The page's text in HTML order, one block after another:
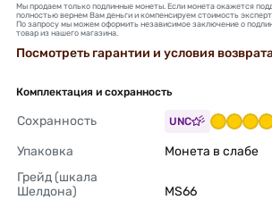
Мы продаем только подлинные монеты. Если монета окажется
полностью вернем Вам деньги и компенсируем стоимость
По запросу мы можем оформить независимое заключение о
товар из нашего магазина.
Посмотреть гарантии и условия
Комплектация и сохранность
Сохранность UNC
Упаковка
Монета в слабе
Грейд (шкала
Шелдона)
MS66